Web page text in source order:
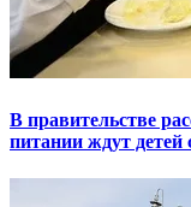
В правительстве
питании ждут детей